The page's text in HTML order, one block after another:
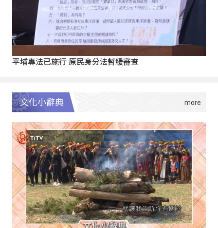
平埔專法已施行 原民身分法暫緩審查
文化小辭典